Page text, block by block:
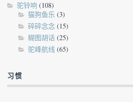
驼铃响 (108)
猫狗鱼乐 (3)
碎碎念念 (15)
糊图胡话 (25)
驼峰航线 (65)
习惯